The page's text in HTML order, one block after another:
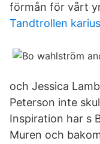
förmån för vårt
Tandtrollen
och Jessica
Peterson inte
Inspiration har s
Muren och